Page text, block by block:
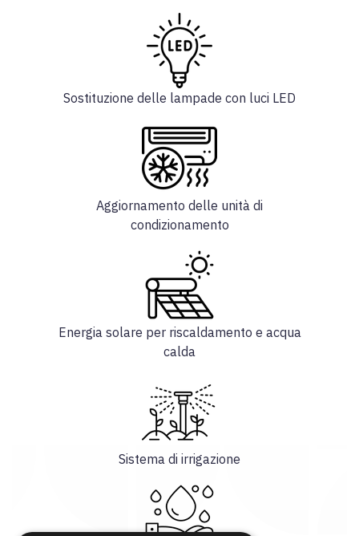
Sostituzione delle lampade con luci LED
Aggiornamento delle unità di
condizionamento
Energia solare per riscaldamento e acqua
calda
Sistema di irrigazione